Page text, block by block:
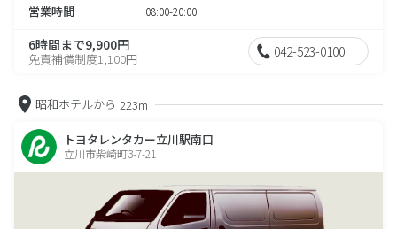
営業時間 08:00-20:00
6時間まで9,900円
免責補償制度1,100円 042-523-0100
昭和ホテルから 223m
トヨタレンタカー立川駅南口
立川市柴崎町3-7-21